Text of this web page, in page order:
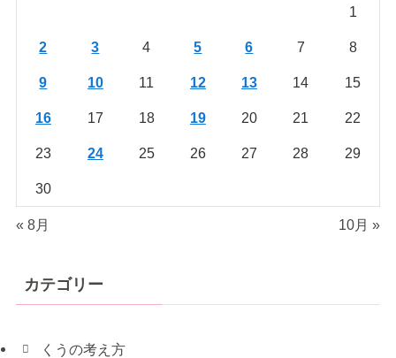
1
2 3 4 5 6 7 8
9 10 11 12 13 14 15
16 17 18 19 20 21 22
23 24 25 26 27 28 29
30
« 8月 10月 »
カテゴリー
くうの考え方